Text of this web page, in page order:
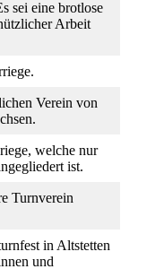
sei eine brotlose
Arbeit
Verein von
welche nur
ist.
Turnverein
in Altstetten
und